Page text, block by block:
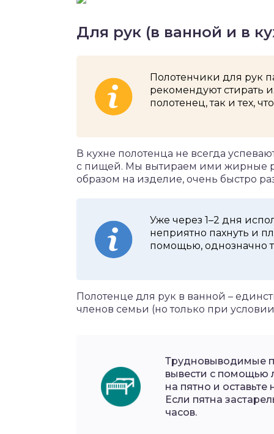
Для рук (в ванной и в
Полотенчики для рук
рекомендуют стирать
полотенец, так и тех,
В кухне полотенца не всегда
с пищей. Мы вытираем ими жирные
образом на изделие, очень быстро
Уже через 1–2 дня
неприятно пахнуть и
помощью, однозначно
Полотенце для рук в ванной –
членов семьи (но только при
Трудновыводимые
вывести с помощью
на пятно и
Если пятна
часов.